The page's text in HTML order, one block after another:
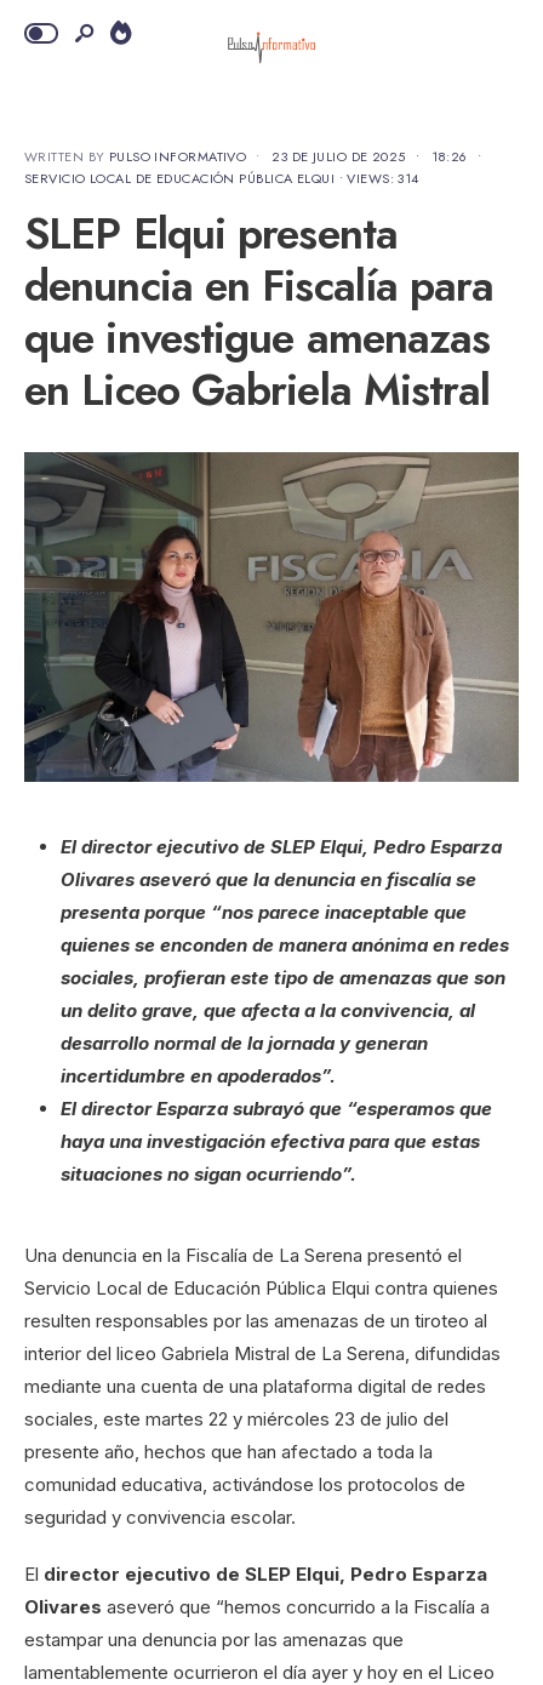
WRITTEN BY PULSO INFORMATIVO • 23 DE JULIO DE 2025 • 18:26
•
SERVICIO LOCAL DE EDUCACIÓN PÚBLICA ELQUI •VIEWS: 314
SLEP Elqui presenta
denuncia en Fiscalía para
que investigue amenazas
en Liceo Gabriela Mistral
El director ejecutivo de SLEP Elqui, Pedro Esparza
Olivares aseveró que la denuncia en fiscalía se
presenta porque “nos parece inaceptable que
quienes se enconden de manera anónima en redes
sociales, profieran este tipo de amenazas que son
un delito grave, que afecta a la convivencia, al
desarrollo normal de la jornada y generan
incertidumbre en apoderados”.
El director Esparza subrayó que “esperamos que
haya una investigación efectiva para que estas
situaciones no sigan ocurriendo”.
Una denuncia en la Fiscalía de La Serena presentó el
Servicio Local de Educación Pública Elqui contra quienes
resulten responsables por las amenazas de un tiroteo al
interior del liceo Gabriela Mistral de La Serena, difundidas
mediante una cuenta de una plataforma digital de redes
sociales, este martes 22 y miércoles 23 de julio del
presente año, hechos que han afectado a toda la
comunidad educativa, activándose los protocolos de
seguridad y convivencia escolar.
El director ejecutivo de SLEP Elqui, Pedro Esparza
Olivares aseveró que “hemos concurrido a la Fiscalía a
estampar una denuncia por las amenazas que
lamentablemente ocurrieron el día ayer y hoy en el Liceo